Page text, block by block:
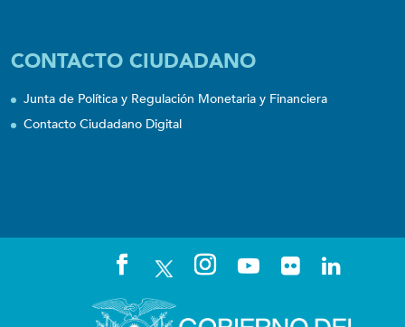
CONTACTO CIUDADANO
Junta de Política y Regulación Monetaria y Financiera
Contacto Ciudadano Digital